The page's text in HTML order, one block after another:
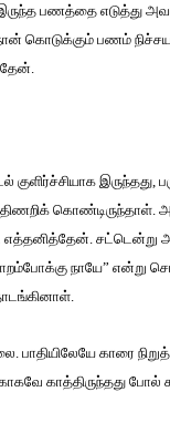
பணத்தை எடுத்து
கொடுக்கும் பணம்
இருந்தது,
கொண்டிருந்தாள்.
எத்தனித்தேன்.
நாயே”
காரை
காத்திருந்தது போல்